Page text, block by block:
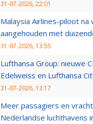
31-07-2026, 22:01
Malaysia Airlines-piloot na
aangehouden met
31-07-2026, 13:55
Lufthansa Group: nieuwe
Edelweiss en Lufthansa
31-07-2026, 13:17
Meer passagiers en
Nederlandse luchthavens